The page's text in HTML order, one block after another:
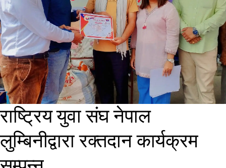
राष्ट्रिय युवा संघ नेपाल
लुम्बिनीद्वारा रक्तदान कार्यक्रम